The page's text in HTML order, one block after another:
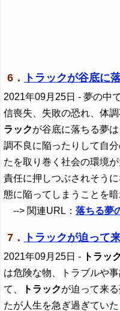
6． トラックが谷底に
2021年09月25日 - 夢の中
信喪失、失敗の恐れ、体
ラックが谷底に落ちる夢
調不良に陥ったりして自
たを取り巻く社会の環境
責任に押しつぶされそう
態に陥ってしまうことを暗
--> 関連URL：落ちる夢
7． トラックが迫って
2021年09月25日 - トラック
は危険な物、トラブルや
て、
トラックが迫って来
たが人生を急ぎ過ぎてい